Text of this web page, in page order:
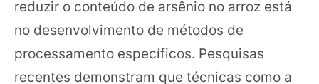
reduzir o conteúdo de arsênio no arroz está
no desenvolvimento de métodos de
processamento específicos. Pesquisas
recentes demonstram que técnicas como a